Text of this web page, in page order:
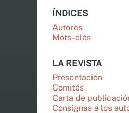
ÍNDICES
Autores
Mots-clés
LA REVISTA
Presentación
Comités
Carta de
Consignas a los